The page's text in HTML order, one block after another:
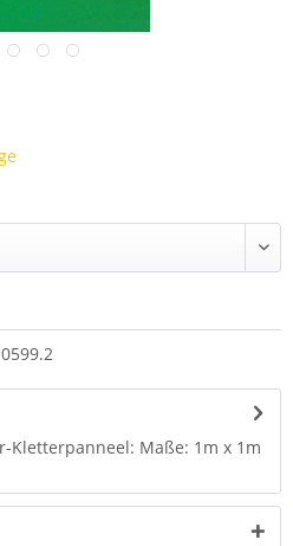
Kletterpanneel: Maße: 1m x 1m